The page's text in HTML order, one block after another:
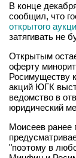
В конце
сообщил, что
открытого
затягивать не
Открытым
оферту
Росимуществу
акций ЮГК
ведомство в
юридический
Моисеев ранее
"поэтому в